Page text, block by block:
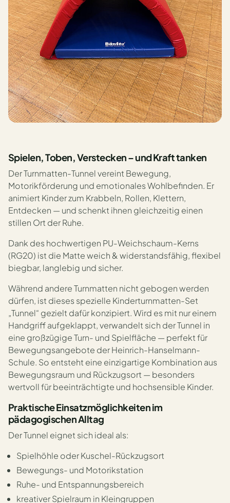
Spielen, Toben, Verstecken – und Kraft tanken
Der Turnmatten-Tunnel vereint Bewegung,
Motorikförderung und emotionales Wohlbefinden. Er
animiert Kinder zum Krabbeln, Rollen, Klettern,
Entdecken — und schenkt ihnen gleichzeitig einen
stillen Ort der Ruhe.
Dank des hochwertigen PU-Weichschaum-Kerns
(RG20) ist die Matte weich & widerstandsfähig, flexibel
biegbar, langlebig und sicher.
Während andere Turnmatten nicht gebogen werden
dürfen, ist dieses spezielle Kinderturnmatten-Set
„Tunnel“ gezielt dafür konzipiert. Wird es mit nur einem
Handgriff aufgeklappt, verwandelt sich der Tunnel in
eine großzügige Turn- und Spielfläche — perfekt für
Bewegungsangebote der Heinrich-Hanselmann-
Schule. So entsteht eine einzigartige Kombination aus
Bewegungsraum und Rückzugsort — besonders
wertvoll für beeinträchtigte und hochsensible Kinder.
Praktische Einsatzmöglichkeiten im
pädagogischen Alltag
Der Tunnel eignet sich ideal als:
Spielhöhle oder Kuschel-Rückzugsort
Bewegungs- und Motorikstation
Ruhe- und Entspannungsbereich
kreativer Spielraum in Kleingruppen